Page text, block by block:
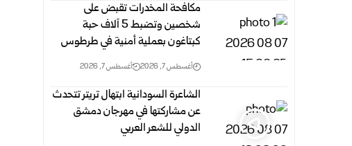
مكافحة المخدرات تقبض على
شخصين وتضبط 5 آلاف حبة
كبتاغون بعملية أمنية في طرطوس
أغسطس 7, 2026 أغسطس 7, 2026
الشاعرة السودانية ابتهال تريتر تتحدث
عن مشاركتها في مهرجان دمشق
الدولي للشعر العربي